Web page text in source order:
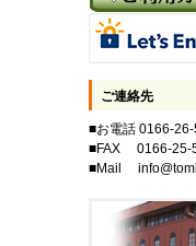
ご連絡先
■お電話 0166-
■FAX 0166-25-
■Mail